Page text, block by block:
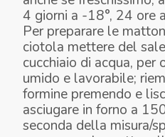
4 giorni a -18°, 24 ore
Per preparare le
ciotola mettere del
cucchiaio di acqua, per
umido e lavorabile;
formine premendo e
asciugare in forno a
seconda della misura/